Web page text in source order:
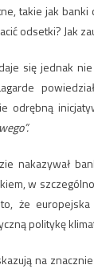
takie jak banki
odsetki? Jak
się jednak
odrębną
nakazywał
w
że
politykę
na